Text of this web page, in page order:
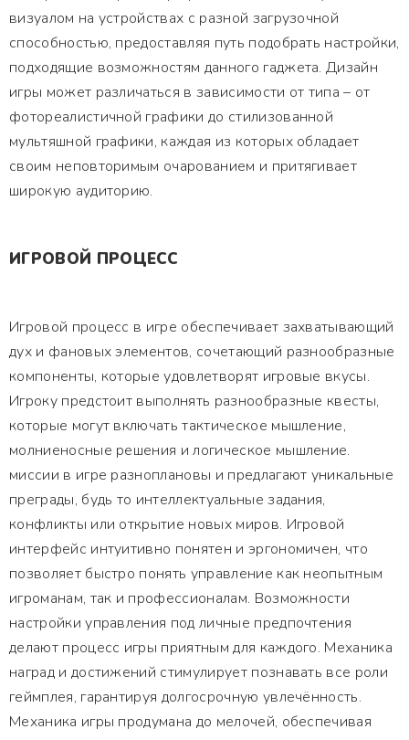
визуалом на устройствах с разной загрузочной
способностью, предоставляя путь подобрать настройки,
подходящие возможностям данного гаджета. Дизайн
игры может различаться в зависимости от типа – от
фотореалистичной графики до стилизованной
мультяшной графики, каждая из которых обладает
своим неповторимым очарованием и притягивает
широкую аудиторию.
ИГРОВОЙ ПРОЦЕСС
Игровой процесс в игре обеспечивает захватывающий
дух и фановых элементов, сочетающий разнообразные
компоненты, которые удовлетворят игровые вкусы.
Игроку предстоит выполнять разнообразные квесты,
которые могут включать тактическое мышление,
молниеносные решения и логическое мышление.
миссии в игре разноплановы и предлагают уникальные
преграды, будь то интеллектуальные задания,
конфликты или открытие новых миров. Игровой
интерфейс интуитивно понятен и эргономичен, что
позволяет быстро понять управление как неопытным
игроманам, так и профессионалам. Возможности
настройки управления под личные предпочтения
делают процесс игры приятным для каждого. Механика
наград и достижений стимулирует познавать все роли
геймплея, гарантируя долгосрочную увлечённость.
Механика игры продумана до мелочей, обеспечивая